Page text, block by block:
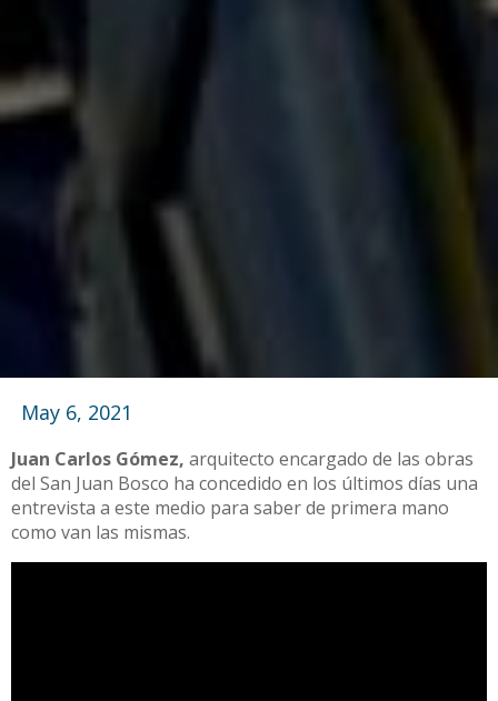
May 6, 2021
Juan Carlos Gómez, arquitecto encargado de las obras
del San Juan Bosco ha concedido en los últimos días una
entrevista a este medio para saber de primera mano
como van las mismas.